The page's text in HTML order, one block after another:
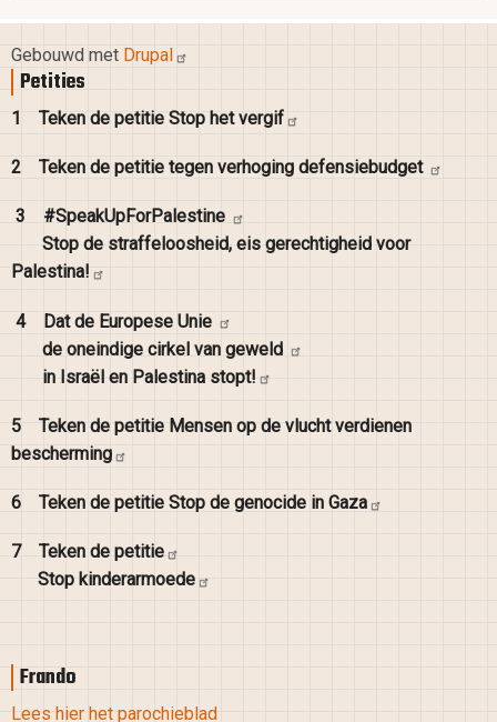
Gebouwd met Drupal
Petities
1 Teken de petitie Stop hetvergif
2 Teken de petitie tegen verhoging defensiebudget
3
#SpeakUpForPalestine
Stop de straffeloosheid, eis gerechtigheid voor
Palestina!
4 Dat de Europese Unie
de oneindige cirkel van geweld
in Israël en Palestina stopt!
5 Teken de petitie Mensen op de vlucht verdienen
bescherming
6 Teken de petitie Stop de genocide in Gaza
7 Teken de petitie
Stop kinderarmoede
Frando
Lees hier het parochieblad